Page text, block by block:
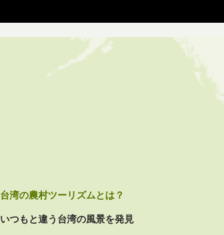
台湾の農村ツーリズムとは？
いつもと違う台湾の風景を発見